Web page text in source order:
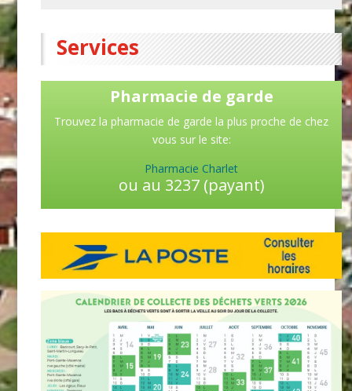
Services
Pharmacie de garde
Trouvez la pharmacie de garde la plus proche de chez
vous sur le site:
Pharmacie Charlet
ou au 3237 (payant)